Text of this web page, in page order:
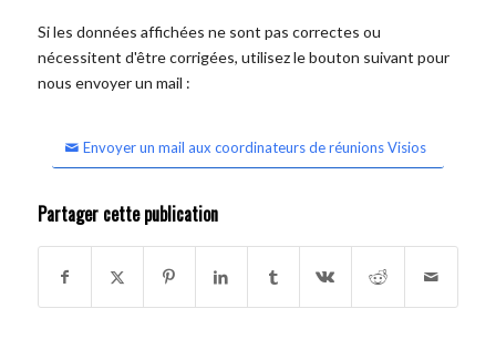
Si les données affichées ne sont pas correctes ou
nécessitent d'être corrigées, utilisez le bouton suivant pour
nous envoyer un mail :
Envoyer un mail aux coordinateurs de réunions Visios
Partager cette publication